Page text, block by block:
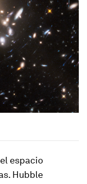
espacio
Hubble